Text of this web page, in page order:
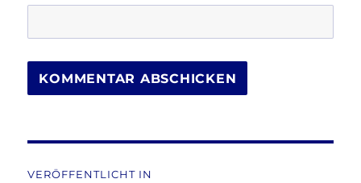
VERÖFFENTLICHT IN